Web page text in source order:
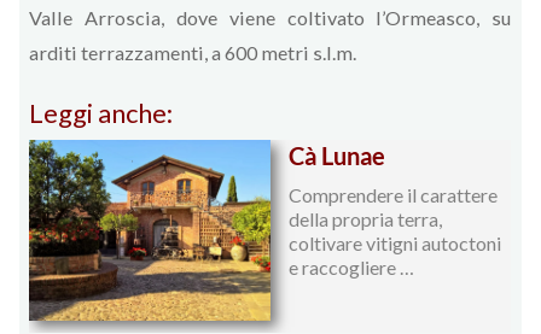
Valle Arroscia, dove viene coltivato l’Ormeasco, su
arditi terrazzamenti, a 600 metri s.l.m.
Leggi anche:
Cà Lunae
Comprendere il carattere
della propria terra,
coltivare vitigni autoctoni
e raccogliere …